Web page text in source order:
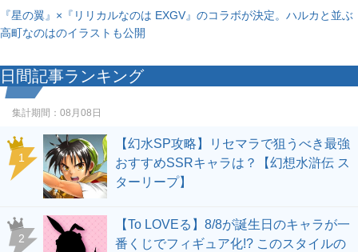
『星の翼』×『リリカルなのは EXGV』のコラボが決定。ハルカと並ぶ
高町なのはのイラストも公開
日間記事ランキング
集計期間： 08月08日
1
【幻水SP攻略】リセマラで狙うべき最強
おすすめSSRキャラは？【幻想水滸伝 ス
ターリープ】
2
【To LOVEる】8/8が誕生日のキャラが一
番くじでフィギュア化!? このスタイルの